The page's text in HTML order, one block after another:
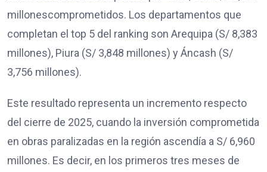
millonescomprometidos. Los departamentos que
completan el top 5 del ranking son Arequipa (S/ 8,383
millones), Piura (S/ 3,848 millones) y Áncash (S/
3,756 millones).
Este resultado representa un incremento respecto
del cierre de 2025, cuando la inversión comprometida
en obras paralizadas en la región ascendía a S/ 6,960
millones. Es decir, en los primeros tres meses de